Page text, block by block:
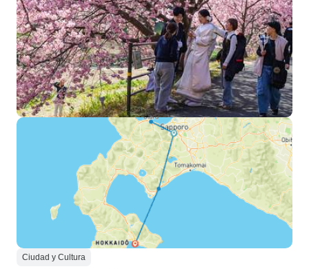
Ciudad y Cultura